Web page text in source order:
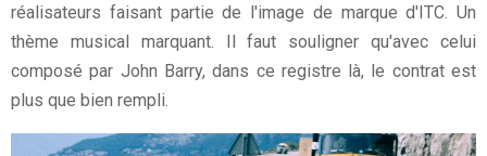
réalisateurs faisant partie de l'image de marque d'ITC. Un
thème musical marquant. Il faut souligner qu'avec celui
composé par John Barry, dans ce registre là, le contrat est
plus que bien rempli.